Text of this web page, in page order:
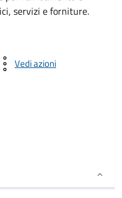
servizi e forniture.
Vedi azioni